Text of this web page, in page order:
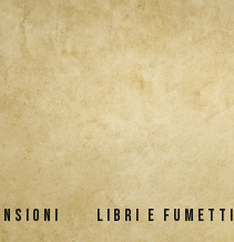
LIBRI E FUMETTI